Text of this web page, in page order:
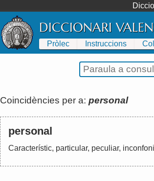
DICCIONARI
Pròlec Instruccions
Coincidències per a: personal
personal
Característic, particular, peculiar,